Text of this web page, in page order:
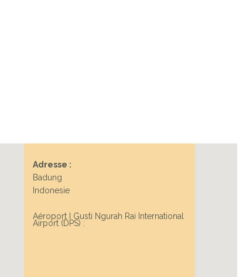
Adresse :
Badung
Indonesie
Aéroport I Gusti Ngurah Rai International
Airport (DPS) :